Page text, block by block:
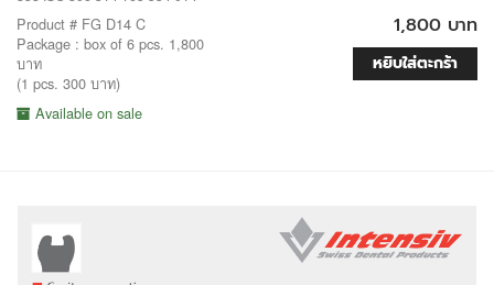
Product # FG D14 C
Package : box of 6 pcs. 1,800
บาท
(1 pcs. 300 บาท)
Available on sale
1,800 บาท
หยิบใส่ตะกร้า